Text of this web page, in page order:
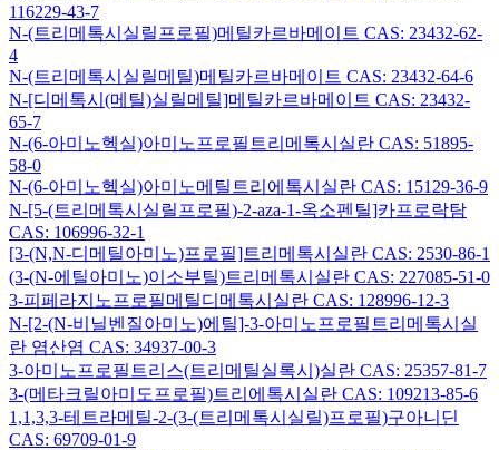
116229-43-7
N-(트리메톡시실릴프로필)메틸카르바메이트 CAS: 23432-62-
4
N-(트리메톡시실릴메틸)메틸카르바메이트 CAS: 23432-64-6
N-[디메톡시(메틸)실릴메틸]메틸카르바메이트 CAS: 23432-
65-7
N-(6-아미노헥실)아미노프로필트리메톡시실란 CAS: 51895-
58-0
N-(6-아미노헥실)아미노메틸트리에톡시실란 CAS: 15129-36-9
N-[5-(트리메톡시실릴프로필)-2-aza-1-옥소펜틸]카프로락탐
CAS: 106996-32-1
[3-(N,N-디메틸아미노)프로필]트리메톡시실란 CAS: 2530-86-1
(3-(N-에틸아미노)이소부틸)트리메톡시실란 CAS: 227085-51-0
3-피페라지노프로필메틸디메톡시실란 CAS: 128996-12-3
N-[2-(N-비닐벤질아미노)에틸]-3-아미노프로필트리메톡시실
란 염산염 CAS: 34937-00-3
3-아미노프로필트리스(트리메틸실록시)실란 CAS: 25357-81-7
3-(메타크릴아미도프로필)트리에톡시실란 CAS: 109213-85-6
1,1,3,3-테트라메틸-2-(3-(트리메톡시실릴)프로필)구아니딘
CAS: 69709-01-9